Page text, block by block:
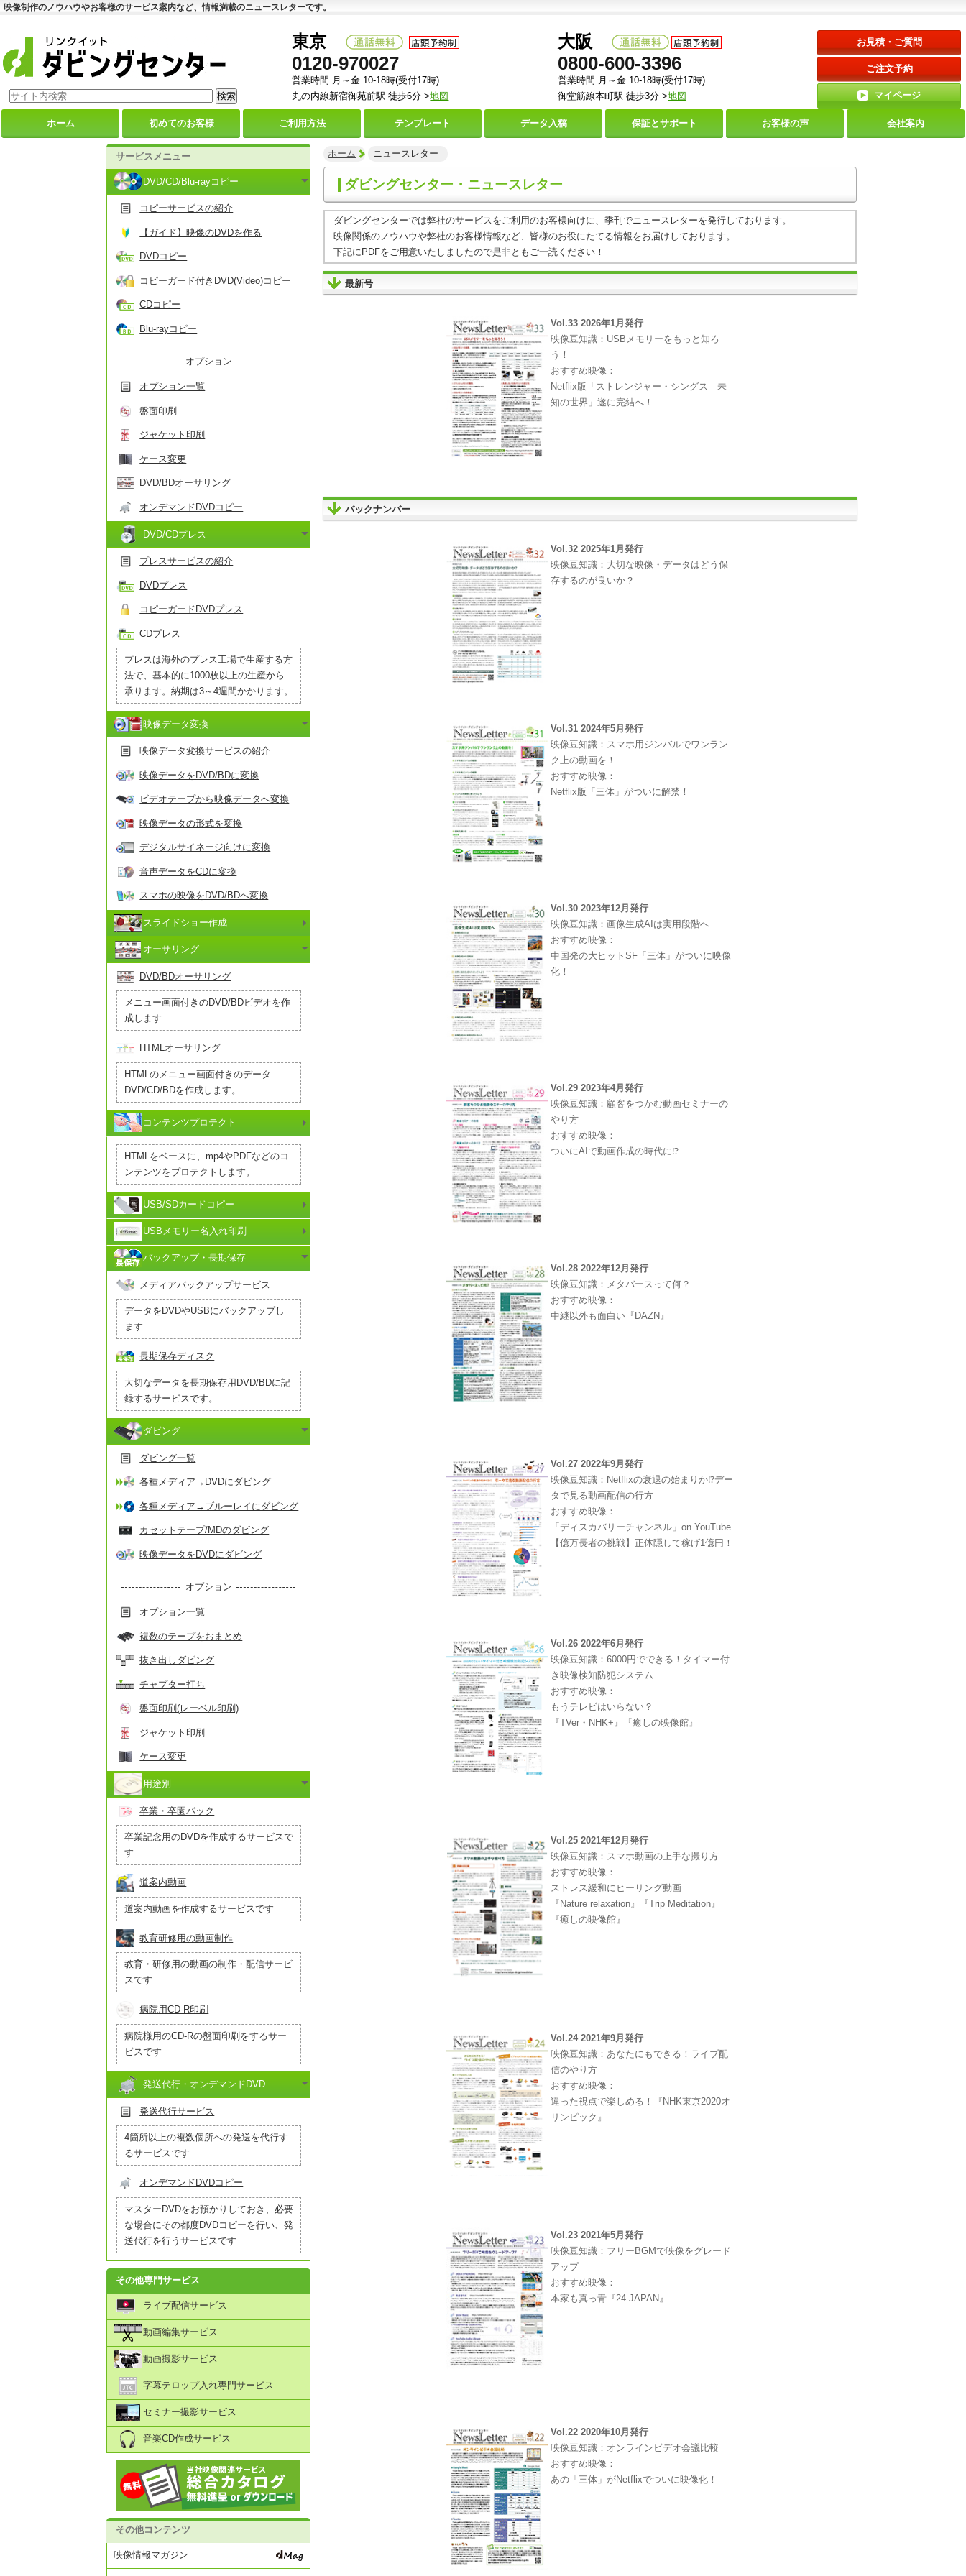
映像制作のノウハウやお客様のサービス案内など、情報満載のニュースレターです。
お見積・ご質問
ご注文予約
マイページ
大阪
0800-600-3396
営業時間 月～金 10-18時(受付17時)
御堂筋線本町駅 徒歩3分 >地図
東京
0120-970027
営業時間 月～金 10-18時(受付17時)
丸の内線新宿御苑前駅 徒歩6分 >地図
ホーム 初めてのお客様 ご利用方法 テンプレート データ入稿 保証とサポート お客様の声 会社案内
サービスメニュー
DVD/CD/Blu-rayコピー
コピーサービスの紹介
【ガイド】映像のDVDを作る
DVDコピー
コピーガード付きDVD(Video)コピー
CDコピー
Blu-rayコピー
オプション
オプション一覧
盤面印刷
ジャケット印刷
ケース変更
DVD/BDオーサリング
オンデマンドDVDコピー
DVD/CDプレス
プレスサービスの紹介
DVDプレス
コピーガードDVDプレス
CDプレス
プレスは海外のプレス工場で生産する方
法で、基本的に1000枚以上の生産から
承ります。納期は3～4週間かかります。
映像データ変換
映像データ変換サービスの紹介
映像データをDVD/BDに変換
ビデオテープから映像データへ変換
映像データの形式を変換
デジタルサイネージ向けに変換
音声データをCDに変換
スマホの映像をDVD/BDへ変換
スライドショー作成
オーサリング
DVD/BDオーサリング
メニュー画面付きのDVD/BDビデオを作
成します
HTMLオーサリング
HTMLのメニュー画面付きのデータ
DVD/CD/BDを作成します。
コンテンツプロテクト
HTMLをベースに、mp4やPDFなどのコ
ンテンツをプロテクトします。
USB/SDカードコピー
USBメモリー名入れ印刷
バックアップ・長期保存
メディアバックアップサービス
データをDVDやUSBにバックアップし
ます
長期保存ディスク
大切なデータを長期保存用DVD/BDに記
録するサービスです。
ダビング
ダビング一覧
各種メディア→DVDにダビング
各種メディア→ブルーレイにダビング
カセットテープ/MDのダビング
映像データをDVDにダビング
オプション
オプション一覧
複数のテープをおまとめ
抜き出しダビング
チャプター打ち
盤面印刷(レーベル印刷)
ジャケット印刷
ケース変更
用途別
卒業・卒園パック
卒業記念用のDVDを作成するサービスで
す
道案内動画
道案内動画を作成するサービスです
教育研修用の動画制作
教育・研修用の動画の制作・配信サービ
スです
病院用CD-R印刷
病院様用のCD-Rの盤面印刷をするサー
ビスです
発送代行・オンデマンドDVD
発送代行サービス
4箇所以上の複数個所への発送を代行す
るサービスです
オンデマンドDVDコピー
マスターDVDをお預かりしておき、必要
な場合にその都度DVDコピーを行い、発
送代行を行うサービスです
その他専門サービス
ライブ配信サービス
動画編集サービス
動画撮影サービス
字幕テロップ入れ専門サービス
セミナー撮影サービス
音楽CD作成サービス
その他コンテンツ
映像情報マガジン
ホーム ニュースレター
ダビングセンター・ニュースレター
ダビングセンターでは弊社のサービスをご利用のお客様向けに、季刊でニュースレターを発行しております。
映像関係のノウハウや弊社のお客様情報など、皆様のお役にたてる情報をお届けしております。
下記にPDFをご用意いたしましたので是非ともご一読ください！
最新号
Vol.33 2026年1月発行
映像豆知識：USBメモリーをもっと知ろ
う！
おすすめ映像：
Netflix版「ストレンジャー・シングス 未
知の世界」遂に完結へ！
バックナンバー
Vol.32 2025年1月発行
映像豆知識：大切な映像・データはどう保
存するのが良いか？
Vol.31 2024年5月発行
映像豆知識：スマホ用ジンバルでワンラン
ク上の動画を！
おすすめ映像：
Netflix版「三体」がついに解禁！
Vol.30 2023年12月発行
映像豆知識：画像生成AIは実用段階へ
おすすめ映像：
中国発の大ヒットSF「三体」がついに映像
化！
Vol.29 2023年4月発行
映像豆知識：顧客をつかむ動画セミナーの
やり方
おすすめ映像：
ついにAIで動画作成の時代に⁉
Vol.28 2022年12月発行
映像豆知識：メタバースって何？
おすすめ映像：
中継以外も面白い『DAZN』
Vol.27 2022年9月発行
映像豆知識：Netflixの衰退の始まりか⁉デー
タで見る動画配信の行方
おすすめ映像：
「ディスカバリーチャンネル」on YouTube
【億万長者の挑戦】正体隠して稼げ1億円！
Vol.26 2022年6月発行
映像豆知識：6000円でできる！タイマー付
き映像検知防犯システム
おすすめ映像：
もうテレビはいらない？
『TVer・NHK+』『癒しの映像館』
Vol.25 2021年12月発行
映像豆知識：スマホ動画の上手な撮り方
おすすめ映像：
ストレス緩和にヒーリング動画
『Nature relaxation』『Trip Meditation』
『癒しの映像館』
Vol.24 2021年9月発行
映像豆知識：あなたにもできる！ライブ配
信のやり方
おすすめ映像：
違った視点で楽しめる！『NHK東京2020オ
リンピック』
Vol.23 2021年5月発行
映像豆知識：フリーBGMで映像をグレード
アップ
おすすめ映像：
本家も真っ青『24 JAPAN』
Vol.22 2020年10月発行
映像豆知識：オンラインビデオ会議比較
おすすめ映像：
あの「三体」がNetflixでついに映像化！